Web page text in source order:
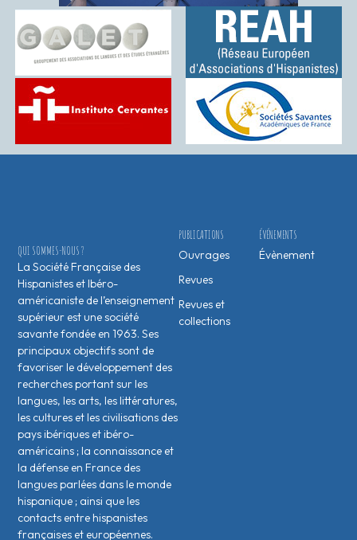
ÉVÉNEMENTS
Évènement
PUBLICATIONS
Ouvrages
Revues
Revues et
collections
QUI SOMMES-NOUS ?
La Société Française des
Hispanistes et Ibéro-
américaniste de l’enseignement
supérieur est une société
savante fondée en 1963. Ses
principaux objectifs sont de
favoriser le développement des
recherches portant sur les
langues, les arts, les littératures,
les cultures et les civilisations des
pays ibériques et ibéro-
américains ; la connaissance et
la défense en France des
langues parlées dans le monde
hispanique ; ainsi que les
contacts entre hispanistes
français·es et européen·nes.